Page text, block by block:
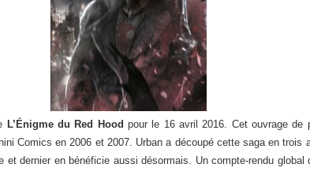
L’Énigme du Red Hood pour le 16 avril 2016. Cet ouvrage de
Comics en 2006 et 2007. Urban a découpé cette saga en trois
dernier en bénéficie aussi désormais. Un compte-rendu